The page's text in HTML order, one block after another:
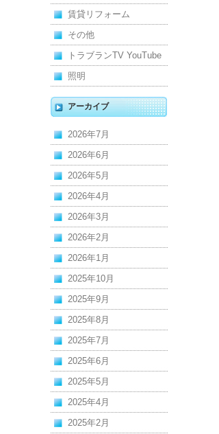
賃貸リフォーム
その他
トラブランTV YouTube
照明
アーカイブ
2026年7月
2026年6月
2026年5月
2026年4月
2026年3月
2026年2月
2026年1月
2025年10月
2025年9月
2025年8月
2025年7月
2025年6月
2025年5月
2025年4月
2025年2月